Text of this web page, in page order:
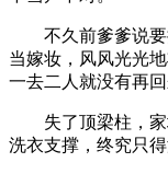
不久前爹爹说
当嫁妆，风风光光
一去二人就没有再回
失了顶梁柱，
洗衣支撑，终究只